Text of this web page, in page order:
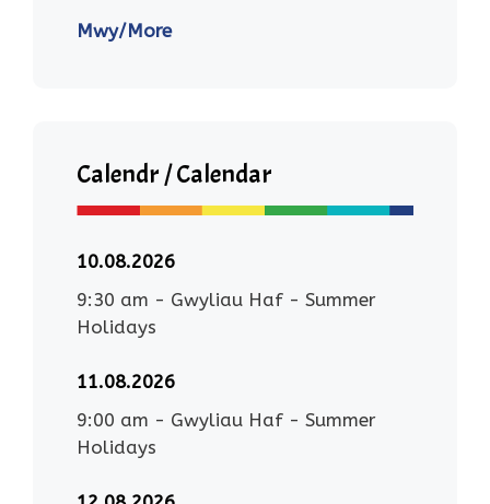
Mwy/More
Calendr / Calendar
10.08.2026
9:30 am - Gwyliau Haf - Summer
Holidays
11.08.2026
9:00 am - Gwyliau Haf - Summer
Holidays